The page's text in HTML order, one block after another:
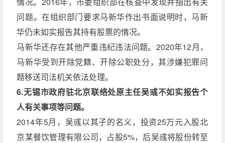
问题。在组织部门要求马新华作出书面说明时，马新
华仍未如实报告其持有股票的情况。
马新华还存在其他严重违纪违法问题。2020年12月，
马新华受到开除党籍、开除公职处分，其涉嫌犯罪问
题移送司法机关依法处理。
6.无锡市政府驻北京联络处原主任吴彧不如实报告个
人有关事项等问题。
2014年5月，吴彧以其子的名义，投资25万元入股北
京某餐饮管理有限公司，占股5%，后吴彧将股份转至